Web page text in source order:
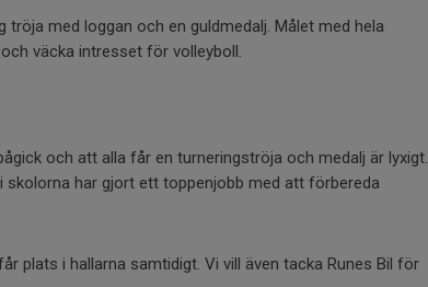
med loggan och en guldmedalj. Målet med hela
väcka intresset för volleyboll.
och att alla får en turneringströja och medalj är lyxigt.
har gjort ett toppenjobb med att förbereda
plats i hallarna samtidigt. Vi vill även tacka Runes Bil för